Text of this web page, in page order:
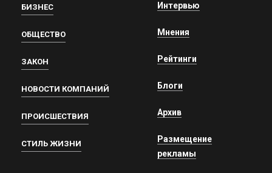
БИЗНЕС
ОБЩЕСТВО
ЗАКОН
НОВОСТИ КОМПАНИЙ
ПРОИСШЕСТВИЯ
СТИЛЬ ЖИЗНИ
Интервью
Мнения
Рейтинги
Блоги
Архив
Размещение
рекламы